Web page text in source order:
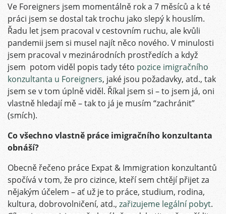
Ve Foreigners jsem momentálně rok a 7 měsíců a k té
práci jsem se dostal tak trochu jako slepý k houslím.
Řadu let jsem pracoval v cestovním ruchu, ale kvůli
pandemii jsem si musel najít něco nového. V minulosti
jsem pracoval v mezinárodních prostředích a když
jsem potom viděl popis tady této pozice imigračního
konzultanta u Foreigners, jaké jsou požadavky, atd., tak
jsem se v tom úplně viděl. Říkal jsem si – to jsem já, oni
vlastně hledají mě – tak to já je musím “zachránit”
(smích).
Co všechno vlastně práce imigračního konzultanta
obnáší?
Obecně řečeno práce Expat & Immigration konzultantů
spočívá v tom, že pro cizince, kteří sem chtějí přijet za
nějakým účelem – ať už je to práce, studium, rodina,
kultura, dobrovolničení, atd., zařizujeme legální pobyt.